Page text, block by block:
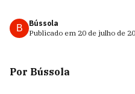
B
Bússola
Publicado em 20 de julho de
Por Bússola